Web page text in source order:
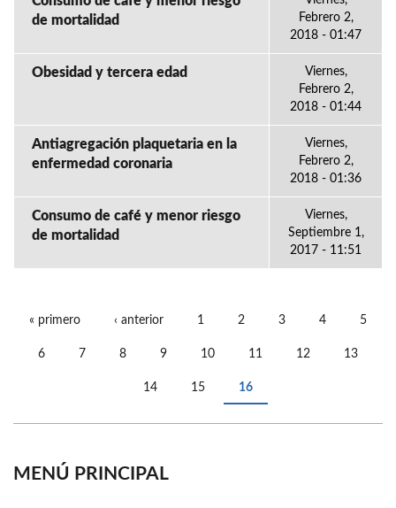
de mortalidad
Febrero 2,
2018 - 01:47
Obesidad y tercera edad
Viernes,
Febrero 2,
2018 - 01:44
Antiagregación plaquetaria en la
enfermedad coronaria
Viernes,
Febrero 2,
2018 - 01:36
Consumo de café y menor riesgo
de mortalidad
Viernes,
Septiembre 1,
2017 - 11:51
« primero ‹ anterior 1 2 3 4 5
6 7 8 9 10 11 12 13
14 15 16
MENÚ PRINCIPAL